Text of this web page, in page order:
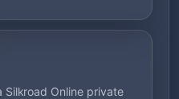
Silkroad Online private